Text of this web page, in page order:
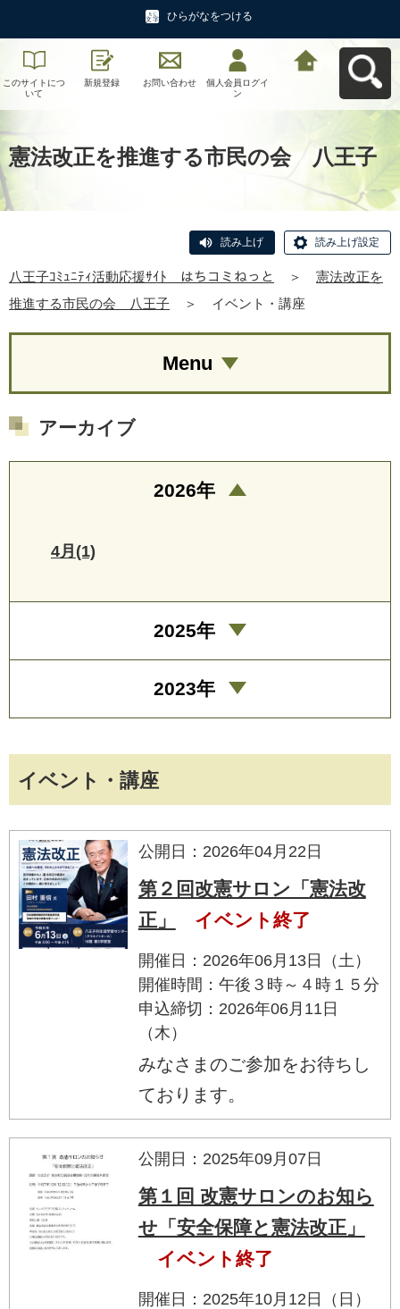
ひらがなをつける
このサイトにつ
いて
新規登録 お問い合わせ
個人会員ログイ
ン
憲法改正を推進する市民の会 八王子
読み上げ 読み上げ設定
八王子ｺﾐｭﾆﾃｨ活動応援ｻｲﾄ はちコミねっと ＞
憲法改正を
推進する市民の会 八王子
＞ イベント・講座
イベント・講座
公開日：2026年04月22日
第２回改憲サロン「憲法改
正」
イベント終了
開催日：2026年06月13日（土）
開催時間：午後３時～４時１５分
申込締切：2026年06月11日
（木）
みなさまのご参加をお待ちし
ております。
公開日：2025年09月07日
第１回 改憲サロンのお知ら
せ「安全保障と憲法改正」
イベント終了
開催日：2025年10月12日（日）
Menu
アーカイブ
2026年
4月(1)
2025年
2023年